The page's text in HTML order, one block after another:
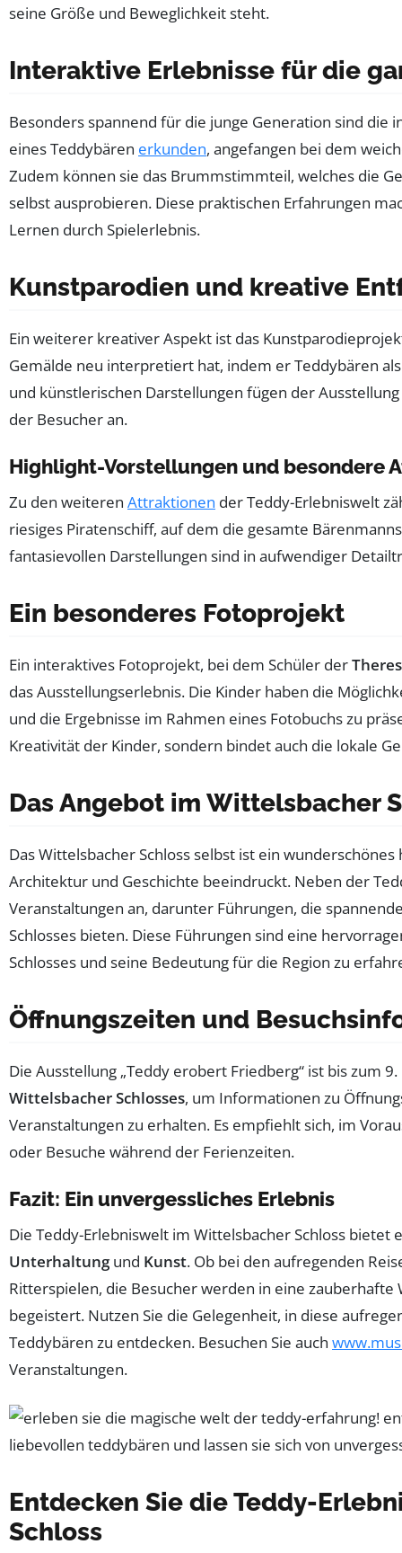
seine Größe und Beweglichkeit steht.
Interaktive Erlebnisse für die
Besonders spannend für die junge Generation sind
eines Teddybären erkunden, angefangen bei dem
Zudem können sie das Brummstimmteil, welches die
selbst ausprobieren. Diese praktischen Erfahrungen
Lernen durch Spielerlebnis.
Kunstparodien und kreative
Ein weiterer kreativer Aspekt ist das
Gemälde neu interpretiert hat, indem er Teddybären
und künstlerischen Darstellungen fügen der
der Besucher an.
Highlight-Vorstellungen und besondere
Zu den weiteren Attraktionen der Teddy-Erlebniswelt
riesiges Piratenschiff, auf dem die gesamte
fantasievollen Darstellungen sind in aufwendiger
Ein besonderes Fotoprojekt
Ein interaktives Fotoprojekt, bei dem Schüler der
das Ausstellungserlebnis. Die Kinder haben die
und die Ergebnisse im Rahmen eines Fotobuchs zu
Kreativität der Kinder, sondern bindet auch die lokale
Das Angebot im Wittelsbacher
Das Wittelsbacher Schloss selbst ist ein
Architektur und Geschichte beeindruckt. Neben der
Veranstaltungen an, darunter Führungen, die
Schlosses bieten. Diese Führungen sind eine
Schlosses und seine Bedeutung für die Region zu
Öffnungszeiten und
Die Ausstellung „Teddy erobert Friedberg“ ist bis zum
Wittelsbacher Schlosses, um Informationen zu
Veranstaltungen zu erhalten. Es empfiehlt sich, im
oder Besuche während der Ferienzeiten.
Fazit: Ein unvergessliches Erlebnis
Die Teddy-Erlebniswelt im Wittelsbacher Schloss bietet
Unterhaltungund Kunst. Ob bei den aufregenden
Ritterspielen, die Besucher werden in eine
begeistert. Nutzen Sie die Gelegenheit, in diese
Teddybären zu entdecken. Besuchen Sie auch
Veranstaltungen.
Entdecken Sie die Teddy-
Schloss